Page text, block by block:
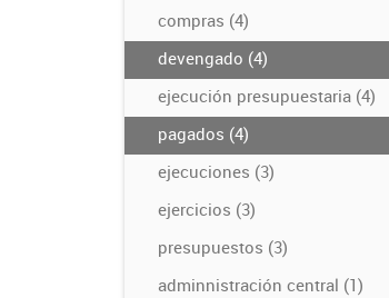
compras (4)
devengado (4)
ejecución presupuestaria (4)
pagados (4)
ejecuciones (3)
ejercicios (3)
presupuestos (3)
adminnistración central (1)